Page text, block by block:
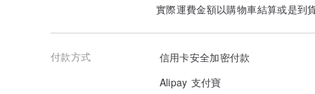
實際運費金額以購物車結算或是到
付款方式
信用卡安全加密付款
Alipay 支付寶